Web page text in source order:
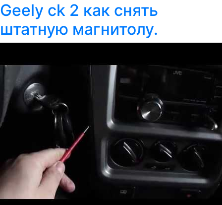
Geely ck 2 как снять
штатную магнитолу.